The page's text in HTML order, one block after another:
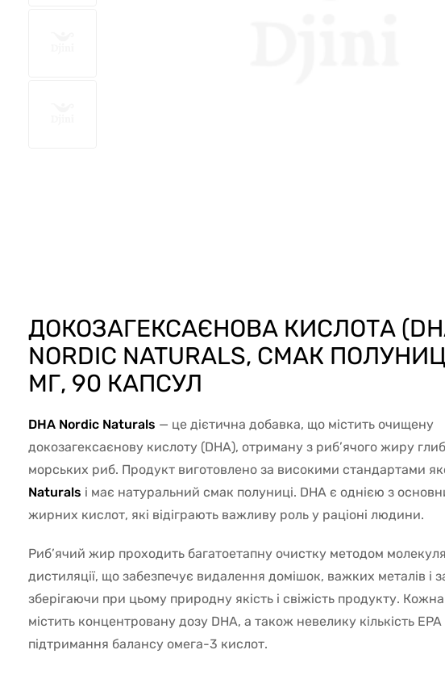
ДОКОЗАГЕКСАЄНОВА КИСЛОТА
NORDIC NATURALS, СМАК
МГ, 90 КАПСУЛ
DHA Nordic Naturals — це дієтична добавка, що містить очищену
докозагексаєнову кислоту (DHA), отриману з риб’ячого жиру
морських риб. Продукт виготовлено за високими стандартами
Naturals і має натуральний смак полуниці. DHA є однією з
жирних кислот, які відіграють важливу роль у раціоні людини.
Риб’ячий жир проходить багатоетапну очистку методом
дистиляції, що забезпечує видалення домішок, важких металів і
зберігаючи при цьому природну якість і свіжість продукту.
містить концентровану дозу DHA, а також невелику кількість
підтримання балансу омега-3 кислот.